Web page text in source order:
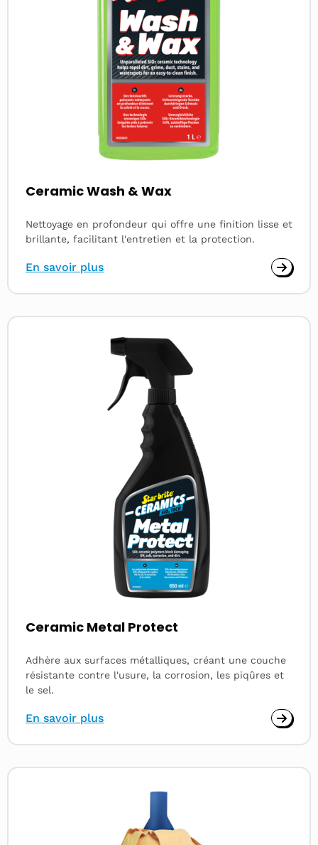
Ceramic Wash & Wax
Nettoyage en profondeur qui offre une finition lisse et
brillante, facilitant l'entretien et la protection.
En savoir plus
Ceramic Metal Protect
Adhère aux surfaces métalliques, créant une couche
résistante contre l'usure, la corrosion, les piqûres et
le sel.
En savoir plus
Read
Read